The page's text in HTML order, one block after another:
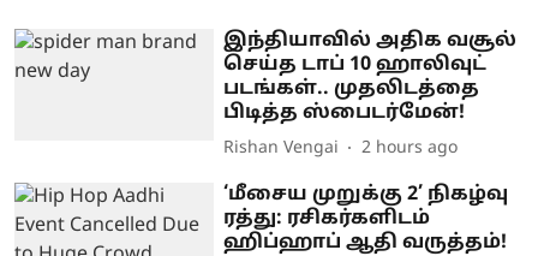
இந்தியாவில் அதிக வசூல்
செய்த டாப் 10 ஹாலிவுட்
படங்கள்.. முதலிடத்தை
பிடித்த ஸ்பைடர்மேன்!
Rishan Vengai 2 hours ago
‘மீசைய முறுக்கு 2’ நிகழ்வு
ரத்து: ரசிகர்களிடம்
ஹிப்ஹாப் ஆதி வருத்தம்!